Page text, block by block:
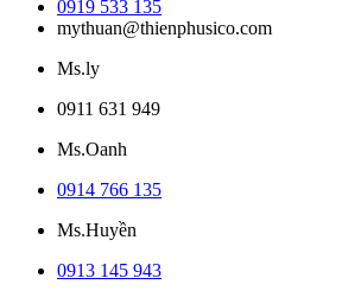
0919 533 135
mythuan@thienphusico.com
Ms.ly
0911 631 949
Ms.Oanh
0914 766 135
Ms.Huyền
0913 145 943